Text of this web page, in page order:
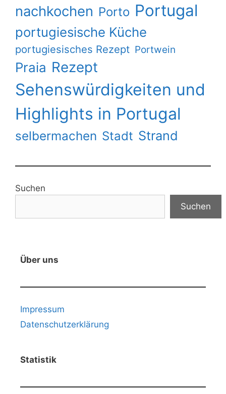
nachkochen Porto Portugal
portugiesische Küche
portugiesisches Rezept Portwein
Praia Rezept
Sehenswürdigkeiten und
Highlights in Portugal
selbermachen Stadt Strand
Suchen
Suchen
Über uns
Impressum
Datenschutzerklärung
Statistik